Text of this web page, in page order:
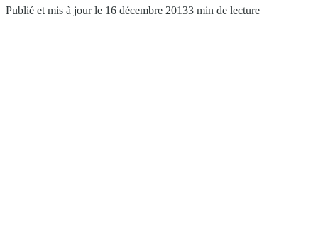
Publié et mis à jour le 16 décembre 20133 min de lecture